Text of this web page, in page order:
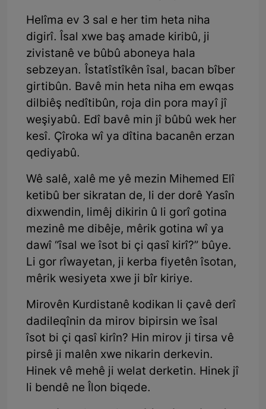
Helîma ev 3 sal e her tim heta niha
digirî. Îsal xwe baş amade kiribû, ji
zivistanê ve bûbû aboneya hala
sebzeyan. Îstatîstîkên îsal, bacan bîber
girtibûn. Bavê min heta niha em ewqas
dilbiêş nedîtibûn, roja din pora mayî jî
weşiyabû. Edî bavê min jî bûbû wek her
kesî. Çîroka wî ya dîtina bacanên erzan
qediyabû.
Wê salê, xalê me yê mezin Mihemed Elî
ketibû ber sikratan de, li der dorê Yasîn
dixwendin, limêj dikirin û li gorî gotina
mezinê me dibêje, mêrik gotina wî ya
dawî “îsal we îsot bi çi qasî kirî?” bûye.
Li gor rîwayetan, ji kerba fiyetên îsotan,
mêrik wesiyeta xwe ji bîr kiriye.
Mirovên Kurdistanê kodikan li çavê derî
dadileqînin da mirov bipirsin we îsal
îsot bi çi qasî kirîn? Hin mirov ji tirsa vê
pirsê ji malên xwe nikarin derkevin.
Hinek vê mehê ji welat derketin. Hinek jî
li bendê ne Îlon biqede.